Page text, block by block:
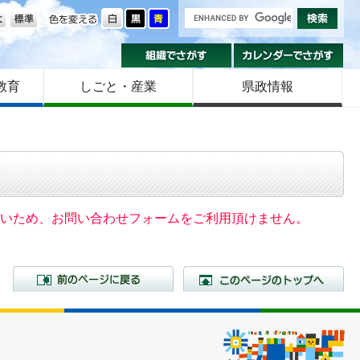
色を変える
大きさ
組織でさがす
育 しごと・産業 県政情報
ため、お問い合わせフォームをご利用頂けません。
前のページに戻る